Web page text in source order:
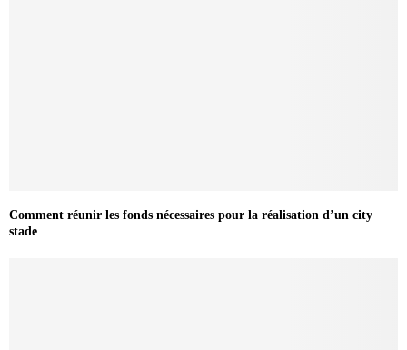
Comment réunir les fonds nécessaires pour la réalisation d’un city
stade